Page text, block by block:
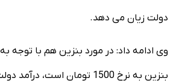
دولت زیان می دهد.
وی ادامه داد: در مورد بنزین هم با توجه
بنزین به نرخ 1500 تومان است،